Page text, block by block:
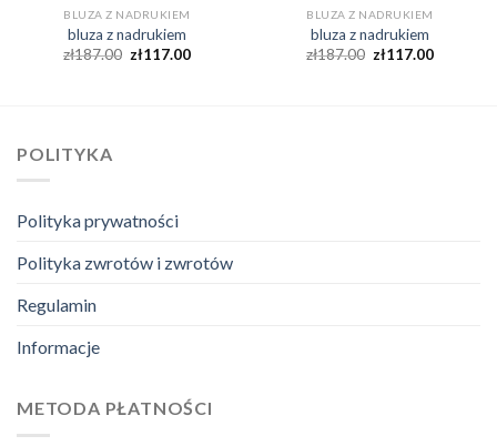
BLUZA Z NADRUKIEM
bluza z nadrukiem
zł187.00 zł117.00
BLUZA Z NADRUKIEM
bluza z nadrukiem
zł187.00 zł117.00
POLITYKA
Polityka prywatności
Polityka zwrotów i zwrotów
Regulamin
Informacje
METODA PŁATNOŚCI